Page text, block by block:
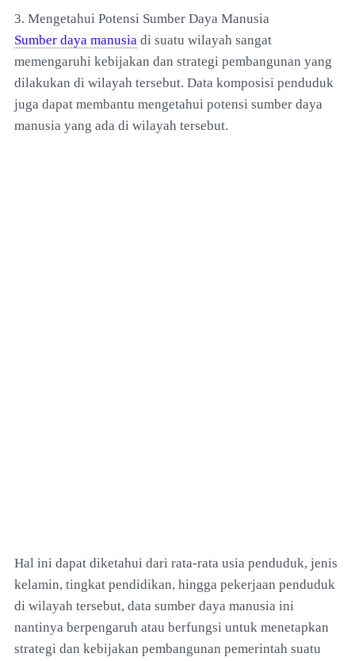
3. Mengetahui Potensi Sumber Daya Manusia
Sumber daya manusia di suatu wilayah sangat
memengaruhi kebijakan dan strategi pembangunan yang
dilakukan di wilayah tersebut. Data komposisi penduduk
juga dapat membantu mengetahui potensi sumber daya
manusia yang ada di wilayah tersebut.
Hal ini dapat diketahui dari rata-rata usia penduduk, jenis
kelamin, tingkat pendidikan, hingga pekerjaan penduduk
di wilayah tersebut, data sumber daya manusia ini
nantinya berpengaruh atau berfungsi untuk menetapkan
strategi dan kebijakan pembangunan pemerintah suatu